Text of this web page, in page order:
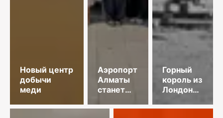
Новый центр
добычи
меди
Аэропорт
Алматы
станет
Горный
король из
Лондона
Майкаина